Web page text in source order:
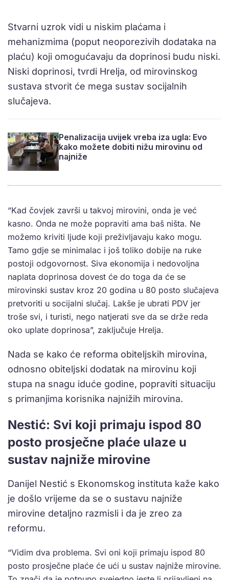
Stvarni uzrok vidi u niskim plaćama i
mehanizmima (poput neoporezivih dodataka na
plaću) koji omogućavaju da doprinosi budu niski.
Niski doprinosi, tvrdi Hrelja, od mirovinskog
sustava stvorit će mega sustav socijalnih
slučajeva.
Penalizacija uvijek vreba iza ugla: Evo
kako možete dobiti nižu mirovinu od
najniže
“Kad čovjek završi u takvoj mirovini, onda je već
kasno. Onda ne može popraviti ama baš ništa. Ne
možemo kriviti ljude koji preživljavaju kako mogu.
Tamo gdje se minimalac i još toliko dobije na ruke
postoji odgovornost. Siva ekonomija i nedovoljna
naplata doprinosa dovest će do toga da će se
mirovinski sustav kroz 20 godina u 80 posto slučajeva
pretvoriti u socijalni slučaj. Lakše je ubrati PDV jer
troše svi, i turisti, nego natjerati sve da se drže reda
oko uplate doprinosa”, zaključuje Hrelja.
Nada se kako će reforma obiteljskih mirovina,
odnosno obiteljski dodatak na mirovinu koji
stupa na snagu iduće godine, popraviti situaciju
s primanjima korisnika najnižih mirovina.
Nestić: Svi koji primaju ispod 80
posto prosječne plaće ulaze u
sustav najniže mirovine
Danijel Nestić s Ekonomskog instituta kaže kako
je došlo vrijeme da se o sustavu najniže
mirovine detaljno razmisli i da je zreo za
reformu.
“Vidim dva problema. Svi oni koji primaju ispod 80
posto prosječne plaće će ući u sustav najniže mirovine.